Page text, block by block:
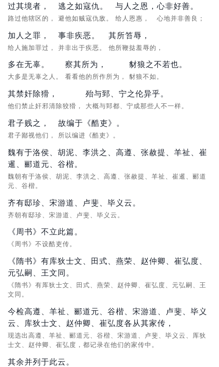
过其境者，
路过他辖区的，
逃之如寇仇。
避他如贼寇仇敌。
与人之恩，
给人恩惠，
心非好善。
心地并非善良；
加人之罪，
给人施加罪过，
事非疾恶。
并非出于疾恶。
其所笞辱，
他所鞭挞羞辱的，
多在无辜。
大多是无辜之人。
察其所为，
看看他的所作所为，
豺狼之不若也。
豺狼不如。
其禁奸除猾，
他们禁止奸邪清除狡猾，
殆与郅、宁之伦异乎。
大概与郅都、宁成那些人不一样。
君子贱之，
君子鄙视他们，
故编于《酷吏》。
所以编进《酷吏》。
魏有于洛侯、胡泥、李洪之、高遵、张赦提、羊祉、崔
暹、郦道元、谷楷。
魏朝有于洛侯、胡泥、李洪之、高遵、张赦提、羊祉、崔暹、郦道
元、谷楷。
齐有邸珍、宋游道、卢斐、毕义云。
齐朝有邸珍、宋游道、卢斐、毕义云。
《周书》不立此篇。
《周书》不设酷吏传。
《隋书》有库狄士文、田式、燕荣、赵仲卿、崔弘度、
元弘嗣、王文同。
《隋书》有厍狄士文、田式、燕荣、赵仲卿、崔弘度、元弘嗣、王
文同。
今检高遵、羊祉、郦道元、谷楷、宋游道、卢斐、毕义
云、库狄士文、赵仲卿、崔弘度各从其家传，
现选出高遵、羊祉、郦道元、谷楷、宋游道、卢斐、毕义云、厍狄
士文、赵仲卿、崔弘度，都记录在他们的家传中。
其余并列于此云。